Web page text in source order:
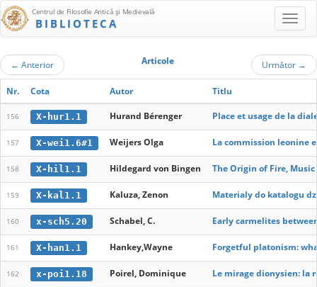
Centrul de Filosofie Antică şi Medievală
BIBLIOTECA
← Anterior Articole Următor →
Nr. Cota Autor Titlu
156 X-hur1.1 Hurand Bérenger Place et usage de la
157 X-wei1.6#1 Weijers Olga La commission leonine
158 X-hil1.1 Hildegard von Bingen The Origin of Fire,
159 X-kal1.1 Kaluza, Zenon Materialy do katalogu
160 x-sch5.20 Schabel, C. Early carmelites
161 X-han1.1 Hankey,Wayne Forgetful platonism:
162 x-poi1.18 Poirel, Dominique Le mirage dionysien: la